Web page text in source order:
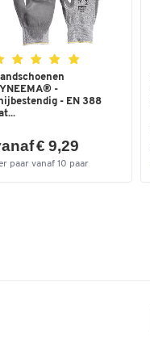
-
- EN 388
€ 9,29
paar vanaf 10 paar